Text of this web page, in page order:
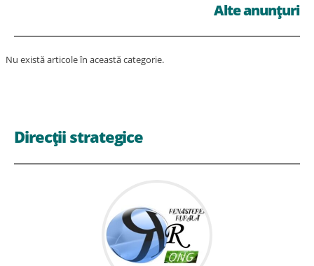
Alte anunțuri
Nu există articole în această categorie.
Direcții strategice